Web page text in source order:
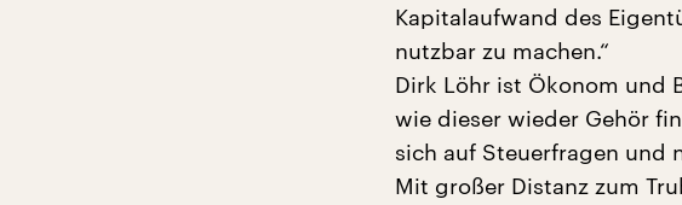
Kapitalaufwand des
nutzbar zu machen.“
Dirk Löhr ist Ökonom und
wie dieser wieder Gehör
sich auf Steuerfragen und
Mit großer Distanz zum